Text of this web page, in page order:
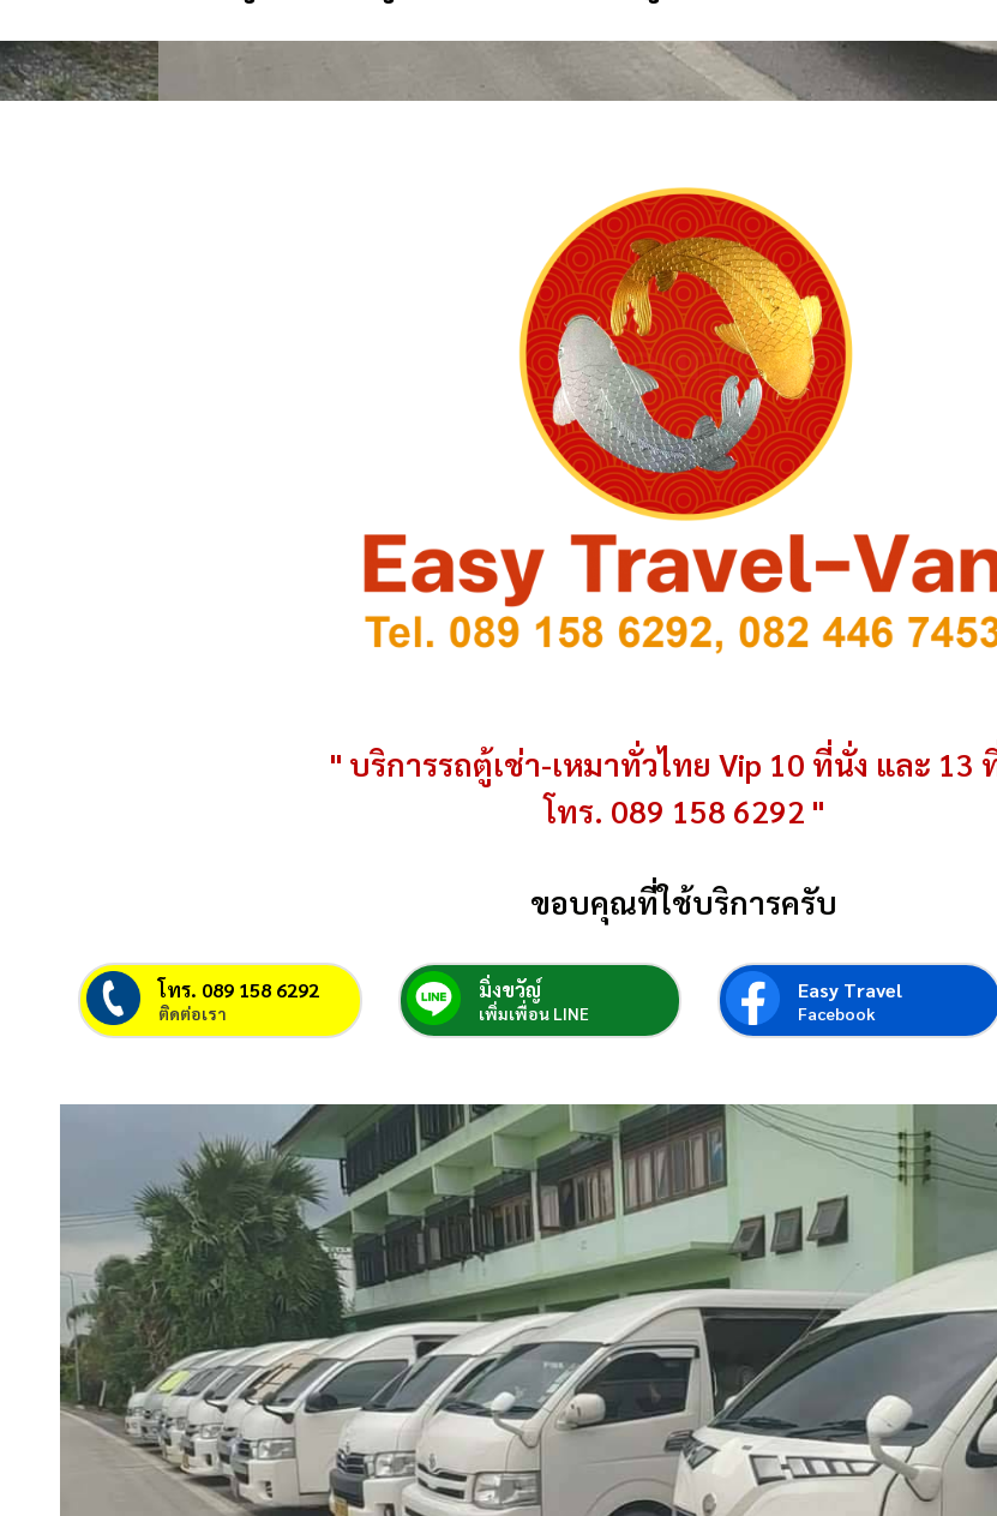
" บริการรถตู้เช่า-เหมาทั่วไทย Vip 10 ที่นั่ง และ 13
โทร. 089 158 6292 "
ขอบคุณที่ใช้บริการครับ
โทร. 089 158 6292
ติดต่อเรา
มิ่งขวัญ์
เพิ่มเพื่อน LINE
Easy Travel
Facebook